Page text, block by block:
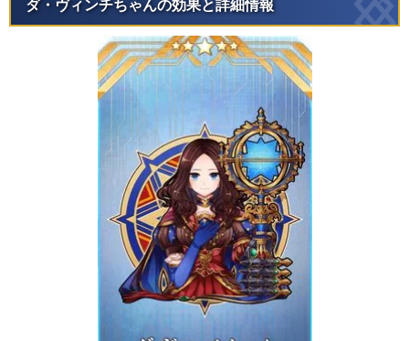
ダ・ヴィンチちゃんの効果と詳細情報